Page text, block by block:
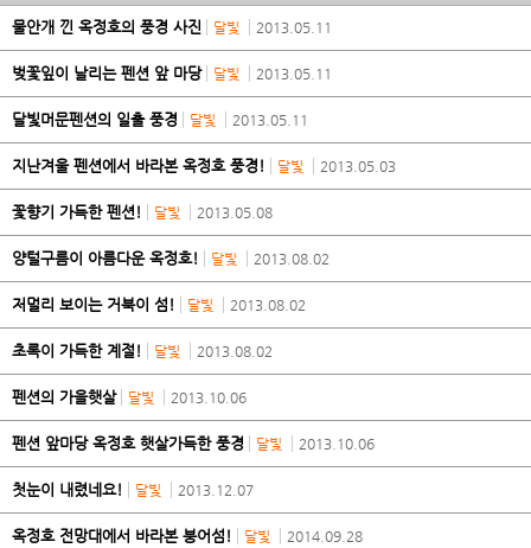
물안개 낀 옥정호의 풍경 사진 달빛 2013.05.11
벚꽃잎이 날리는 펜션 앞 마당 달빛 2013.05.11
달빛머문펜션의 일출 풍경 달빛 2013.05.11
지난겨울 펜션에서 바라본 옥정호 풍경! 달빛 2013.05.03
꽃향기 가득한 펜션! 달빛 2013.05.08
양털구름이 아름다운 옥정호! 달빛 2013.08.02
저멀리 보이는 거북이 섬! 달빛 2013.08.02
초록이 가득한 계절! 달빛 2013.08.02
펜션의 가을햇살 달빛 2013.10.06
펜션 앞마당 옥정호 햇살가득한 풍경 달빛 2013.10.06
첫눈이 내렸네요! 달빛 2013.12.07
옥정호 전망대에서 바라본 붕어섬! 달빛 2014.09.28